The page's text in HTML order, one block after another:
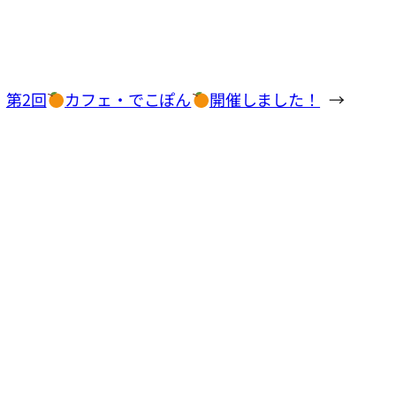
第2回 カフェ・でこぽん 開催しました！ →